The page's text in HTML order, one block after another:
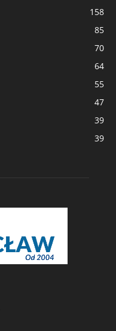
158
85
70
64
55
47
39
39